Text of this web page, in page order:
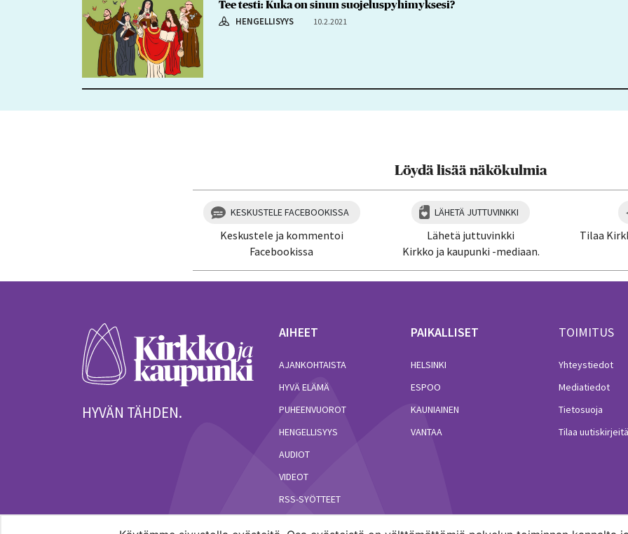
Tee testi: Kuka on sinun suojeluspyhimyksesi?
HENGELLISYYS 10.2.2021
Löydä lisää näkökulmia
KESKUSTELE FACEBOOKISSA
Keskustele ja kommentoi
Facebookissa
LÄHETÄ JUTTUVINKKI
Lähetä juttuvinkki
Kirkko ja kaupunki -mediaan.
Tilaa
HYVÄN TÄHDEN.
AIHEET
AJANKOHTAISTA
HYVÄ ELÄMÄ
PUHEENVUOROT
HENGELLISYYS
AUDIOT
VIDEOT
RSS-SYÖTTEET
PAIKALLISET
HELSINKI
ESPOO
KAUNIAINEN
VANTAA
TOIMITUS
Yhteystiedot
Mediatiedot
Tietosuoja
Tilaa uutiskirjeitä